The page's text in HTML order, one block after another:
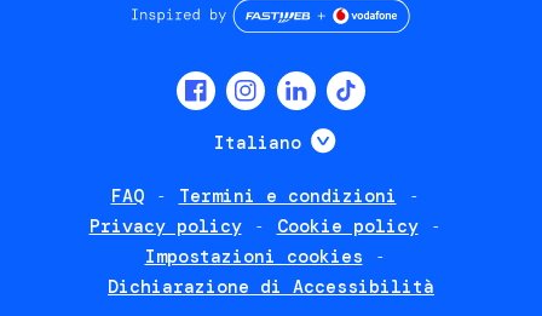
Italiano Mostra ulteriori
FAQ
Termini e condizioni
Privacy policy
Cookie policy
Impostazioni cookies
Dichiarazione di Accessibilità